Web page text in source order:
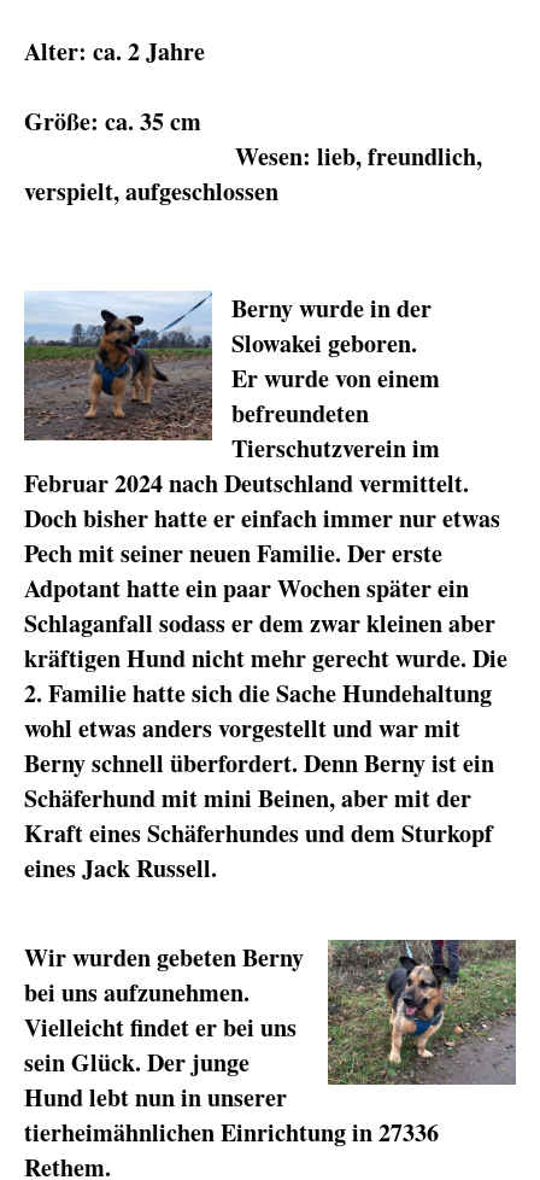
Alter: ca. 2 Jahre
Größe: ca. 35 cm
Wesen: lieb, freundlich,
verspielt, aufgeschlossen
Berny wurde in der
Slowakei geboren.
Er wurde von einem
befreundeten
Tierschutzverein im
Februar 2024 nach Deutschland vermittelt.
Doch bisher hatte er einfach immer nur etwas
Pech mit seiner neuen Familie. Der erste
Adpotant hatte ein paar Wochen später ein
Schlaganfall sodass er dem zwar kleinen aber
kräftigen Hund nicht mehr gerecht wurde. Die
2. Familie hatte sich die Sache Hundehaltung
wohl etwas anders vorgestellt und war mit
Berny schnell überfordert. Denn Berny ist ein
Schäferhund mit mini Beinen, aber mit der
Kraft eines Schäferhundes und dem Sturkopf
eines Jack Russell.
Wir wurden gebeten Berny
bei uns aufzunehmen.
Vielleicht findet er bei uns
sein Glück. Der junge
Hund lebt nun in unserer
tierheimähnlichen Einrichtung in 27336
Rethem.